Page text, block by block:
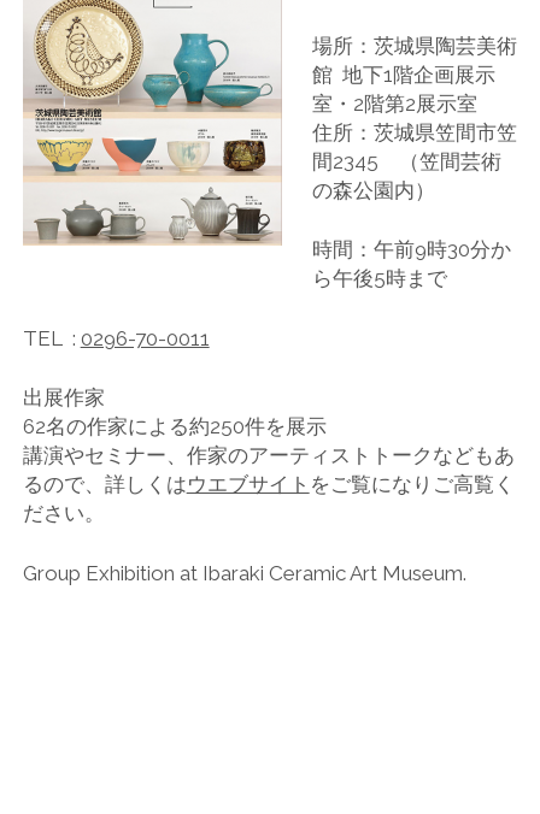
場所：茨城県陶芸美術
館 地下1階企画展示
室・2階第2展示室
住所：茨城県笠間市笠
間2345 （笠間芸術
の森公園内）
時間：午前9時30分か
ら午後5時まで
TEL : 0296-70-0011
出展作家
62名の作家による約250件を展示
講演やセミナー、作家のアーティストトークなどもあ
るので、詳しくはウエブサイト をご覧になりご高覧く
ださい。
Group Exhibition at Ibaraki Ceramic Art Museum.